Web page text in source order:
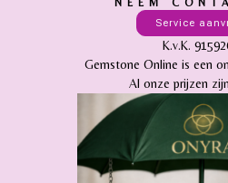
NEEM
Service
K.v.K.
Gemstone Online is een
Al onze prijzen